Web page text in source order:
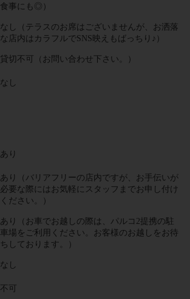
食事にも◎）
なし（テラスのお席はございませんが、お洒落
な店内はカラフルでSNS映えもばっちり♪）
貸切不可（お問い合わせ下さい。）
なし
あり
あり（バリアフリーの店内ですが、お手伝いが
必要な際にはお気軽にスタッフまでお申し付け
ください。）
あり（お車でお越しの際は、パルコ2提携の駐
車場をご利用ください。お客様のお越しをお待
ちしております。）
なし
不可